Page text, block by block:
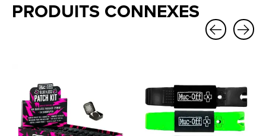
PRODUITS CONNEXES